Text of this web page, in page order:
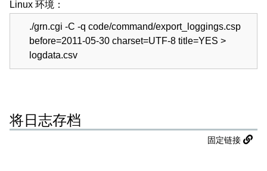
Linux 环境：
./grn.cgi -C -q code/command/export_loggings.csp
before=2011-05-30 charset=UTF-8 title=YES >
logdata.csv
将日志存档
固定链接